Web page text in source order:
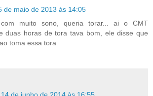
de maio de 2013 às 14:05
muito sono, queria torar... ai o CMT
duas horas de tora tava bom, ele disse que
toma essa tora